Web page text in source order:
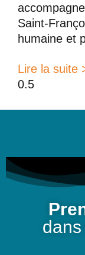
Saint-
humaine et
Lire la suite
dans